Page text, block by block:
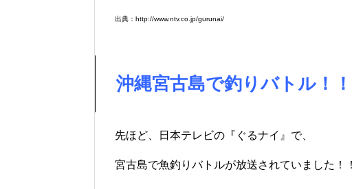
出典：http://www.ntv.co.jp/gurunai/
沖縄宮古島で釣りバトル！！
先ほど、日本テレビの『ぐるナイ』で、
宮古島で魚釣りバトルが放送されていました！！